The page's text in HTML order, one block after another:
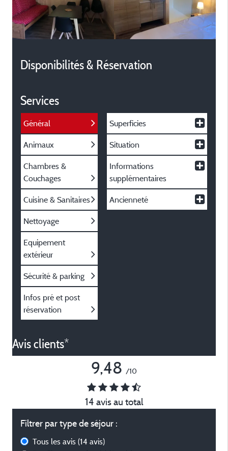
Disponibilités & Réservation
Services
Général
Animaux
Chambres &
Couchages
Cuisine & Sanitaires
Nettoyage
Equipement
extérieur
Sécurité & parking
Infos pré et post
réservation
Superficies
Situation
Informations
supplémentaires
Ancienneté
Avis clients*
9,48 /10
14 avis au total
Filtrer par type de séjour :
Tous les avis (14 avis)